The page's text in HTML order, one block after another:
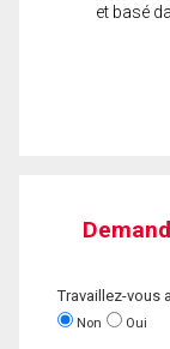
et basé
Travaillez-vous
Non Oui